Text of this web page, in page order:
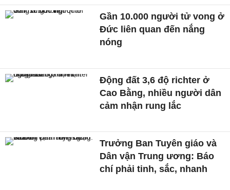
Gần 10.000 người tử vong ở
Đức liên quan đến nắng
nóng
Động đất 3,6 độ richter ở
Cao Bằng, nhiều người dân
cảm nhận rung lắc
Trưởng Ban Tuyên giáo và
Dân vận Trung ương: Báo
chí phải tinh, sắc, nhanh